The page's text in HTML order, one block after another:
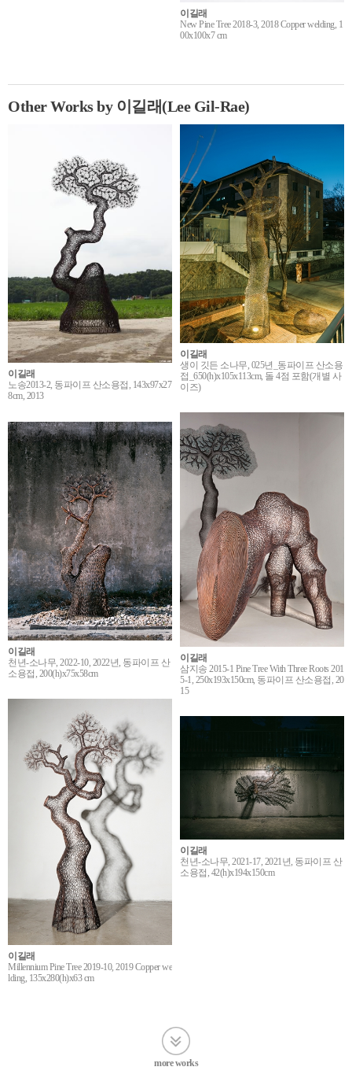
이길래
New Pine Tree 2018-3, 2018 Copper welding, 1
00x100x7 cm
Other Works by 이길래(Lee Gil-Rae)
이길래
노송2013-2, 동파이프 산소용접, 143x97x27
8cm, 2013
이길래
생이 깃든 소나무, 025년_동파이프 산소용
접_650(h)x105x113cm, 돌 4점 포함(개별 사
이즈)
이길래
삼지송 2015-1 Pine Tree With Three Roots 201
5-1, 250x193x150cm, 동파이프 산소용접, 20
15
이길래
천년-소나무, 2022-10, 2022년, 동파이프 산
소용접, 200(h)x75x58cm
이길래
Millennium Pine Tree 2019-10, 2019 Copper we
lding, 135x280(h)x63 cm
이길래
천년-소나무, 2021-17, 2021년, 동파이프 산
소용접, 42(h)x194x150cm
more works